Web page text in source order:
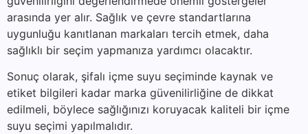
arasında yer alır. Sağlık ve çevre standartlarına
uygunluğu kanıtlanan markaları tercih etmek, daha
sağlıklı bir seçim yapmanıza yardımcı olacaktır.
Sonuç olarak, şifalı içme suyu seçiminde kaynak ve
etiket bilgileri kadar marka güvenilirliğine de dikkat
edilmeli, böylece sağlığınızı koruyacak kaliteli bir içme
suyu seçimi yapılmalıdır.